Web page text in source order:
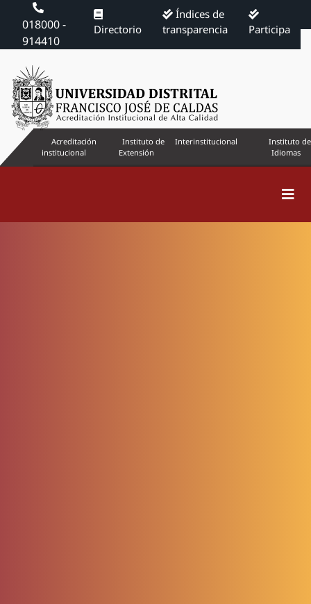
018000 -
914410
Directorio
Índices de
transparencia
Participa
Acreditación
institucional
Instituto de
Extensión
Interinstitucional
Instituto de
Idiomas